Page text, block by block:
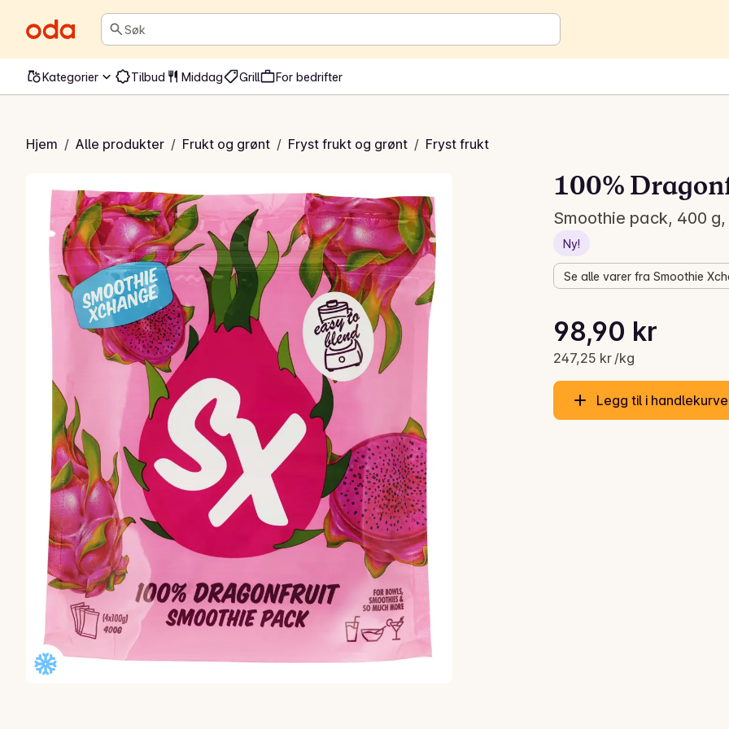
Søk
Kategorier Tilbud Middag Grill For bedrifter
Hjem / Alle produkter / Frukt og grønt / Fryst frukt og grønt / Fryst frukt
Dragonfruit
100%
Smoothie pack, 400
Ny!
Se alle varer fra Smoothie
Gjeldende pris er: 98,90 kr
98,90 kr
247,25 kr /kg
Stykkpris: 247,25 kr /kg
Legg til i